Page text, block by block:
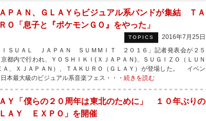
ＰＡＮ、ＧＬＡＹらビジュアル系バンドが集結 ＴＡ
Ｏ「息子と『ポケモンＧＯ』をやった」
TOPICS
2016年7月25日
ＳＵＡＬ ＪＡＰＡＮ ＳＵＭＭＩＴ ２０１６」記者発表会が２５
京都内で行われ、ＹＯＳＨＩＫＩ(ＸＪＡＰＡＮ)、ＳＵＧＩＺＯ（ＬＵＮ
Ａ、ＸＪＡＰＡＮ）、ＴＡＫＵＲＯ（ＧＬＡＹ）が登場した。 イベン
日本最大級のビジュアル系音楽フェス・・・ 続きを読む
Ｙ「僕らの２０周年は東北のために」 １０年ぶりの
ＬＡＹ ＥＸＰＯ」を開催